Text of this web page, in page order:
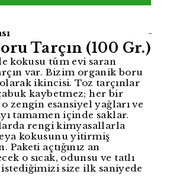
-
Tarçın (100 Gr.)
kokusu tüm evi saran
var. Bizim organik boru
olarak ikincisi. Toz tarçınlar
kaybetmez; her bir
zengin esansiyel yağları ve
tamamen içinde saklar.
rengi kimyasallarla
kokusunu yitirmiş
açtığınız an
o sıcak, odunsu ve tatlı
size ilk saniyede